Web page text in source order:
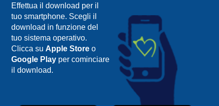
Effettua il download per il
tuo smartphone. Scegli il
download in funzione del
tuo sistema operativo.
Clicca su Apple Storeo
Google Playper cominciare
il download.